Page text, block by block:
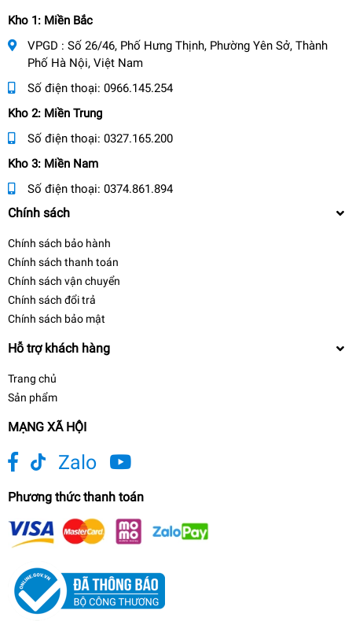
Kho 1: Miền Bắc
VPGD : Số 26/46, Phố Hưng Thịnh, Phường Yên Sở, Thành
Phố Hà Nội, Việt Nam
Số điện thoại: 0966.145.254
Kho 2: Miền Trung
Số điện thoại: 0327.165.200
Kho 3: Miền Nam
Số điện thoại: 0374.861.894
Chính sách
Chính sách bảo hành
Chính sách thanh toán
Chính sách vận chuyển
Chính sách đổi trả
Chính sách bảo mật
Hỗ trợ khách hàng
Trang chủ
Sản phẩm
MẠNG XÃ HỘI
Zalo
Phương thức thanh toán